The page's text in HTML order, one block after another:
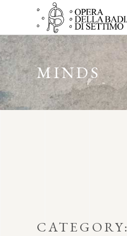
MINDS
CATEGORY: